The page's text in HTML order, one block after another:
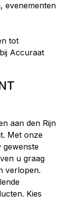
evenementen
tot
Accuraat
aan den Rijn
Met onze
gewenste
u graag
verlopen.
Kies